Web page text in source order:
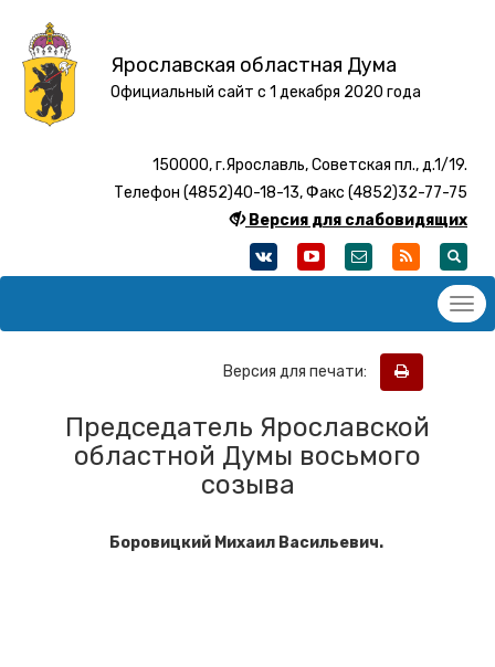
Ярославская областная Дума
Официальный сайт с 1 декабря 2020 года
150000, г.Ярославль, Советская пл., д.1/19.
Телефон (4852)40-18-13, Факс (4852)32-77-75
Версия для слабовидящих
Версия для печати:
Председатель Ярославской
областной Думы восьмого
созыва
Боровицкий Михаил Васильевич.